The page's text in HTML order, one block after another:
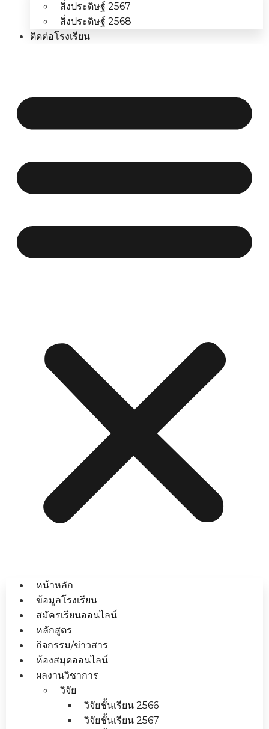
สิ่งประดิษฐ์ 2567
สิ่งประดิษฐ์ 2568
ติดต่อโรงเรียน
หน้าหลัก
ข้อมูลโรงเรียน
สมัครเรียนออนไลน์
หลักสูตร
กิจกรรม/ข่าวสาร
ห้องสมุดออนไลน์
ผลงานวิชาการ
วิจัย
วิจัยชั้นเรียน 2566
วิจัยชั้นเรียน 2567